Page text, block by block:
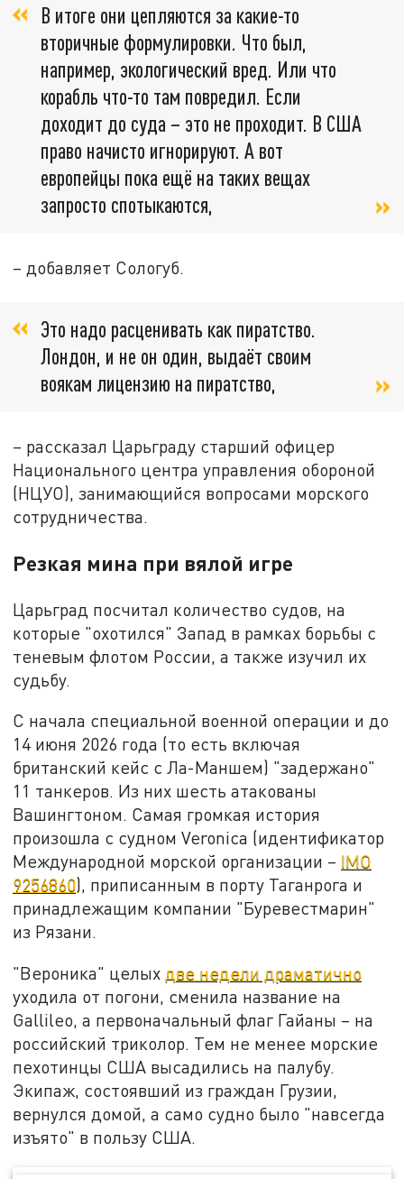
В итоге они цепляются за какие-то
вторичные формулировки. Что был,
например, экологический вред. Или что
корабль что-то там повредил. Если
доходит до суда – это не проходит. В США
право начисто игнорируют. А вот
европейцы пока ещё на таких вещах
запросто спотыкаются,
– добавляет Сологуб.
Это надо расценивать как пиратство.
Лондон, и не он один, выдаёт своим
воякам лицензию на пиратство,
– рассказал Царьграду старший офицер
Национального центра управления обороной
(НЦУО), занимающийся вопросами морского
сотрудничества.
Резкая мина при вялой игре
Царьград посчитал количество судов, на
которые "охотился" Запад в рамках борьбы с
теневым флотом России, а также изучил их
судьбу.
С начала специальной военной операции и до
14 июня 2026 года (то есть включая
британский кейс с Ла-Маншем) "задержано"
11 танкеров. Из них шесть атакованы
Вашингтоном. Самая громкая история
произошла с судном Veronica (идентификатор
Международной морской организации – IMO
9256860), приписанным в порту Таганрога и
принадлежащим компании "Буревестмарин"
из Рязани.
"Вероника" целых две недели драматично
уходила от погони, сменила название на
Gallileo, а первоначальный флаг Гайаны – на
российский триколор. Тем не менее морские
пехотинцы США высадились на палубу.
Экипаж, состоявший из граждан Грузии,
вернулся домой, а само судно было "навсегда
изъято" в пользу США.